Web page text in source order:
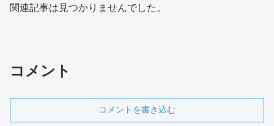
関連記事は見つかりませんでした。
コメント
コメントを書き込む